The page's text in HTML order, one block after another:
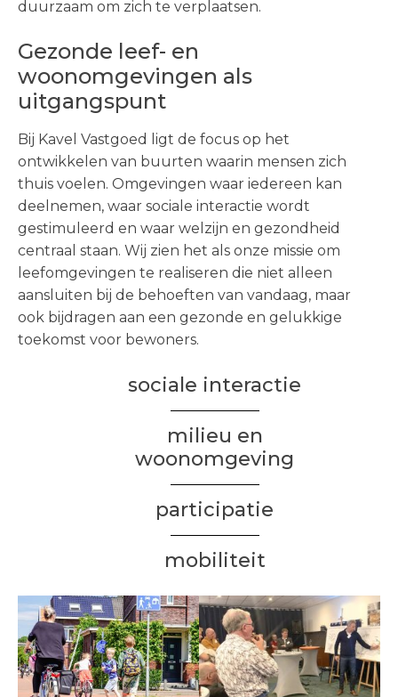
Visie en werkwijze
Portfolio
Team
Nieuws
Contact
duurzaam om zich te verplaatsen.
Gezonde leef- en
woonomgevingen als
uitgangspunt
Bij Kavel Vastgoed ligt de focus op het
ontwikkelen van buurten waarin mensen zich
thuis voelen. Omgevingen waar iedereen kan
deelnemen, waar sociale interactie wordt
gestimuleerd en waar welzijn en gezondheid
centraal staan. Wij zien het als onze missie om
leefomgevingen te realiseren die niet alleen
aansluiten bij de behoeften van vandaag, maar
ook bijdragen aan een gezonde en gelukkige
toekomst voor bewoners.
sociale interactie
milieu en
woonomgeving
participatie
mobiliteit